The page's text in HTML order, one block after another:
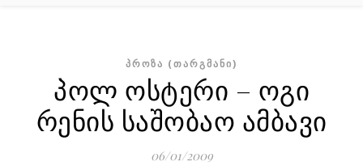
ᲞᲠᲝᲖᲐ (ᲗᲐᲠᲒᲛᲐᲜᲘ)
პოლ ოსტერი – ოგი
რენის საშობაო ამბავი
06/01/2009